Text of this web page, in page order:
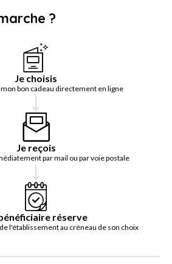
?
Je choisis
bon cadeau directement en ligne
Je reçois
par mail ou par voie postale
réserve
l'établissement au créneau de son choix